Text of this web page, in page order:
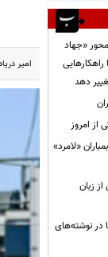
امیر دریادار دوم
قسمتی با محور «جهاد
دهد
از امروز
«لامرد»
زبان
در نوشته‌های